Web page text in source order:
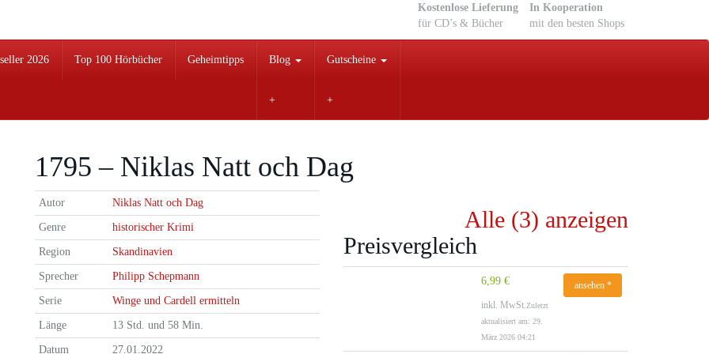
Kostenlose Lieferung
für CD’s & Bücher
In Kooperation
mit den besten Shops
2026 Top 100 Hörbücher Geheimtipps Blog Gutscheine
1795 – Niklas Natt och Dag
Alle (3) anzeigen
Preisvergleich
6,99 €
inkl. MwSt.Zuletzt
aktualisiert am: 29.
März 2026 04:21
ansehen *
Autor Niklas Natt och Dag
Genre historischer Krimi
Region Skandinavien
Sprecher Philipp Schepmann
Serie Winge und Cardell ermitteln
Länge 13 Std. und 58 Min.
Datum 27.01.2022